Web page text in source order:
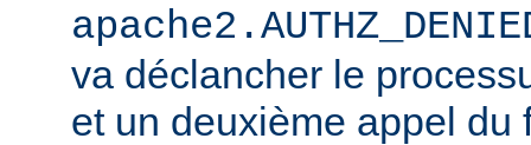
va déclancher le
et un deuxième appel du